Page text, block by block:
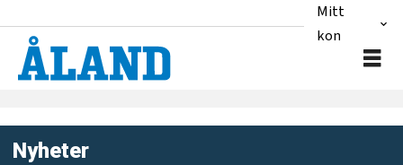
Mitt
konto
Nyheter